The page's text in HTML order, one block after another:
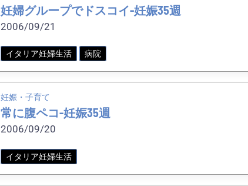
妊婦グループでドスコイ-妊娠35週
2006/09/21
イタリア妊婦生活 病院
妊娠・子育て
常に腹ペコ-妊娠35週
2006/09/20
イタリア妊婦生活